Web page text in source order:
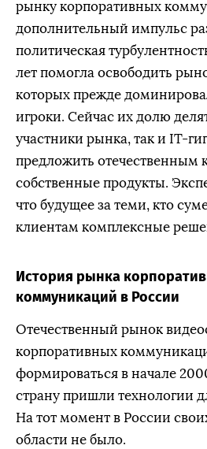
рынку корпоративных
дополнительный импульс
политическая
лет помогла освободить
которых прежде
игроки. Сейчас их долю
участники рынка, так и IТ-
предложить отечественным
собственные продукты.
что будущее за теми, кто
клиентам комплексные
История рынка
коммуникаций в России
Отечественный рынок
корпоративных
формироваться в начале
страну пришли технологии
На тот момент в России
области не было.